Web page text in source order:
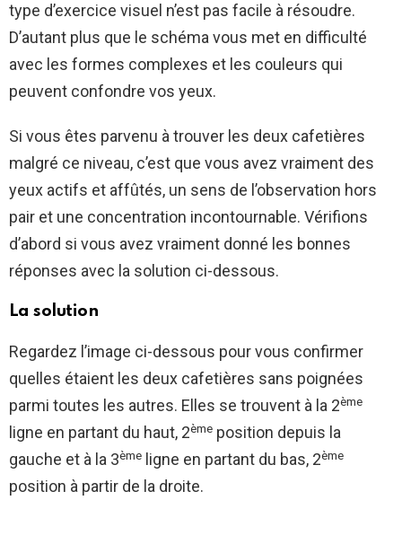
type d’exercice visuel n’est pas facile à résoudre.
D’autant plus que le schéma vous met en difficulté
avec les formes complexes et les couleurs qui
peuvent confondre vos yeux.
Si vous êtes parvenu à trouver les deux cafetières
malgré ce niveau, c’est que vous avez vraiment des
yeux actifs et affûtés, un sens de l’observation hors
pair et une concentration incontournable. Vérifions
d’abord si vous avez vraiment donné les bonnes
réponses avec la solution ci-dessous.
La solution
Regardez l’image ci-dessous pour vous confirmer
quelles étaient les deux cafetières sans poignées
parmi toutes les autres. Elles se trouvent à la 2ème
ligne en partant du haut, 2ème position depuis la
gauche et à la 3ème ligne en partant du bas, 2ème
position à partir de la droite.